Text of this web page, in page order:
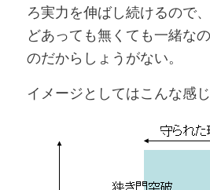
ろ実力を伸ばし続けるので
どあっても無くても一緒な
のだからしょうがない。
イメージとしてはこんな感